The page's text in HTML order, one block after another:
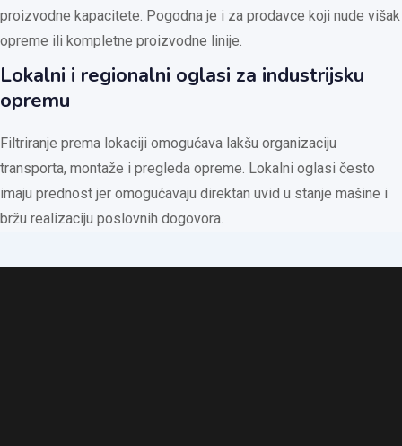
proizvodne kapacitete. Pogodna je i za prodavce koji nude višak
opreme ili kompletne proizvodne linije.
Lokalni i regionalni oglasi za industrijsku
opremu
Filtriranje prema lokaciji omogućava lakšu organizaciju
transporta, montaže i pregleda opreme. Lokalni oglasi često
imaju prednost jer omogućavaju direktan uvid u stanje mašine i
bržu realizaciju poslovnih dogovora.